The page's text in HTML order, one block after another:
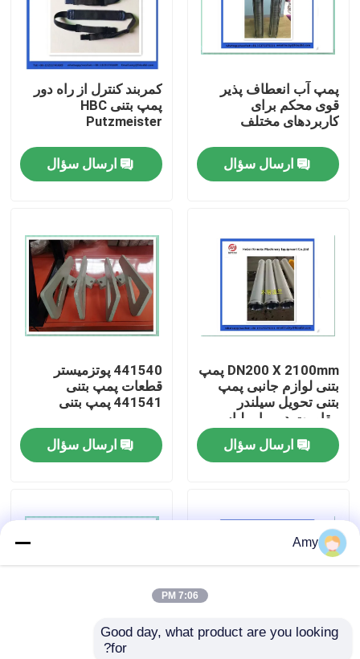
محصولات
فیلم های
کارخانه تور
کنترل کیفیت
درخواست نقل قول
پمپ آب انعطاف پذیر
قوی محکم برای
کاربردهای مختلف
ارسال سؤال
کمربند کنترل از راه دور
پمپ بتنی HBC
Putzmeister
ارسال سؤال
DN200 X 2100mm پمپ
بتنی لوازم جانبی پمپ
بتنی تحویل سیلندر
مقاومت در برابر لباس
Putzmeister
ارسال سؤال
441540 پوتزمیستر
قطعات پمپ بتنی
441541 پمپ بتنی
ارسال سؤال
441540 پوتزمیستر
Amy
7:06 PM
Good day, what product are you looking
for?